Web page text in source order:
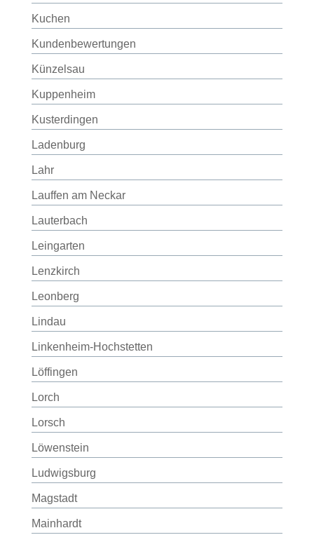
Kuchen
Kundenbewertungen
Künzelsau
Kuppenheim
Kusterdingen
Ladenburg
Lahr
Lauffen am Neckar
Lauterbach
Leingarten
Lenzkirch
Leonberg
Lindau
Linkenheim-Hochstetten
Löffingen
Lorch
Lorsch
Löwenstein
Ludwigsburg
Magstadt
Mainhardt